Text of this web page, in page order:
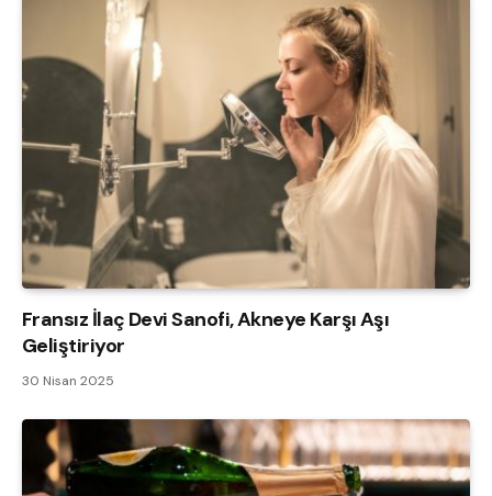
Fransız İlaç Devi Sanofi, Akneye Karşı Aşı
Geliştiriyor
30 Nisan 2025